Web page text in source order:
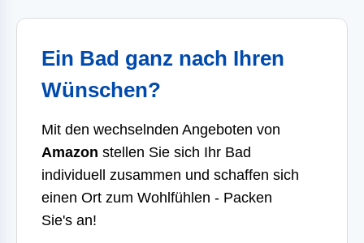
Ein Bad ganz nach Ihren
Wünschen?
Mit den wechselnden Angeboten von
Amazon stellen Sie sich Ihr Bad
individuell zusammen und schaffen sich
einen Ort zum Wohlfühlen - Packen
Sie's an!